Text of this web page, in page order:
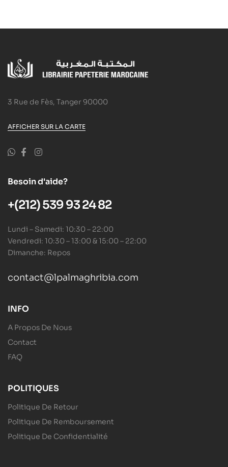
3 Rue de Fès, Tanger 90000
AFFICHER SUR LA CARTE
Besoin d'aide?
+(212) 539 93 24 82
Lundi – Samedi: 10:30 – 22:00
Vendredi: 10:30 – 13:00 & 15:00 – 22:00
Dimanche: Repos
contact@lpalmaghribia.com
INFO
A Propos De Nous
Contact
FAQ
POLITIQUES
Politique De Retour
Politique De Remboursement
Politique De Confidentialité